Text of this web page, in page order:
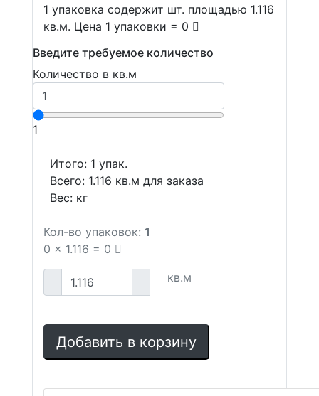
1 упаковка содержит шт. площадью 1.116
кв.м. Цена 1 упаковки = 0
Введите требуемое количество
Количество в кв.м
1
Итого: 1 упак.
Всего: 1.116 кв.м для заказа
Вес: кг
Кол-во упаковок: 1
0 x 1.116 = 0
кв.м
Добавить в корзину